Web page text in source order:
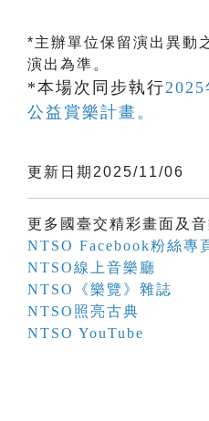
*主辦單位保留演出異動
演出為準。
*本場次同步執行2025
公益賞樂計畫。
更新日期2025/11/06
更多國臺交精彩畫面及
NTSO Facebook粉絲專
NTSO線上音樂廳
NTSO《樂覽》雜誌
NTSO照亮古典
NTSO YouTube